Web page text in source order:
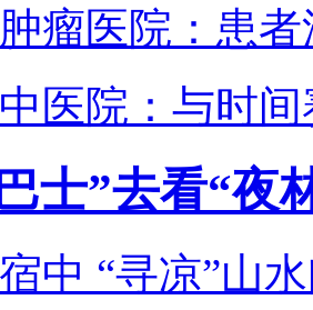
瘤医院：患
医院：与时
士”去看“夜
中 “寻凉”山